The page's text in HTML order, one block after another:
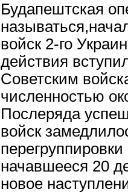
Будапештская
войск 2-го
действия
Советским
численностью
Послеряда
войск
начавшееся 20
новое